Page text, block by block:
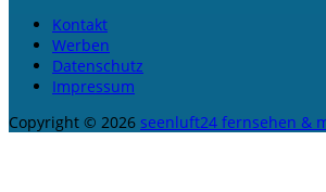
Kontakt
Werben
Datenschutz
Impressum
Copyright © 2026 seenluft24 fernsehen &